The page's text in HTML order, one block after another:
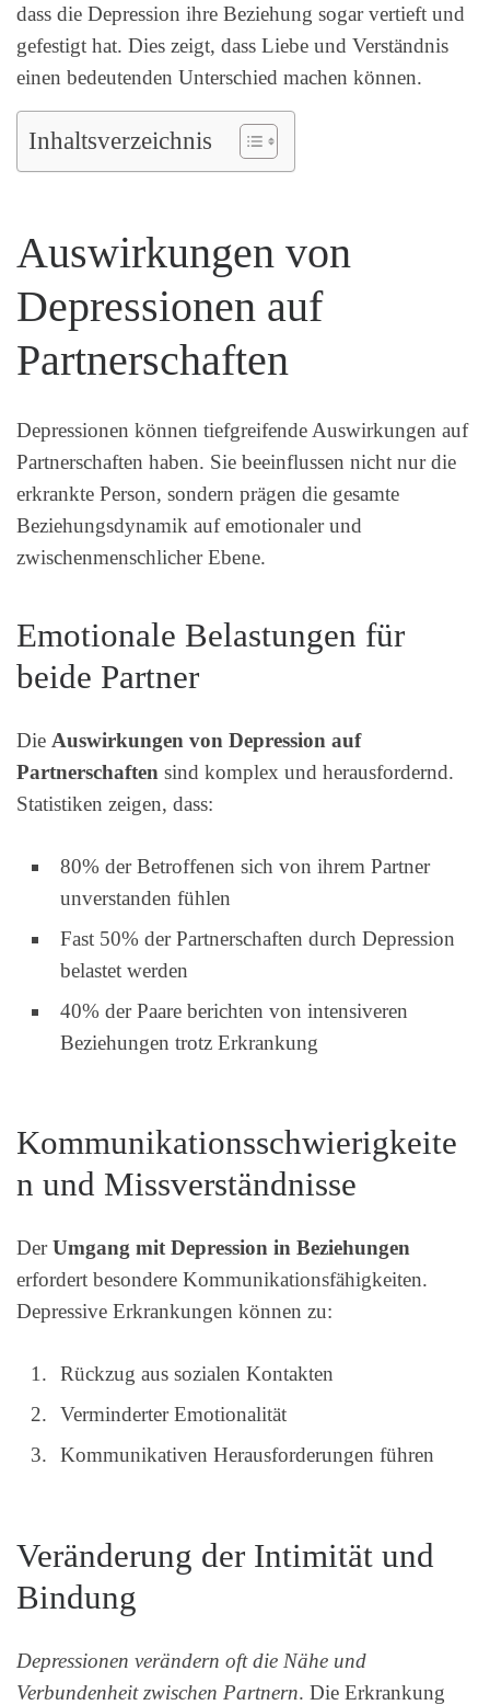
dass die Depression ihre Beziehung sogar vertieft und
gefestigt hat. Dies zeigt, dass Liebe und Verständnis
einen bedeutenden Unterschied machen können.
Inhaltsverzeichnis
Auswirkungen von
Depressionen auf
Partnerschaften
Depressionen können tiefgreifende Auswirkungen auf
Partnerschaften haben. Sie beeinflussen nicht nur die
erkrankte Person, sondern prägen die gesamte
Beziehungsdynamik auf emotionaler und
zwischenmenschlicher Ebene.
Emotionale Belastungen für
beide Partner
Die Auswirkungen von Depression auf
Partnerschaften sind komplex und herausfordernd.
Statistiken zeigen, dass:
80% der Betroffenen sich von ihrem Partner
unverstanden fühlen
Fast 50% der Partnerschaften durch Depression
belastet werden
40% der Paare berichten von intensiveren
Beziehungen trotz Erkrankung
Kommunikationsschwierigkeite
n und Missverständnisse
DerUmgang mit Depression in Beziehungen
erfordert besondere Kommunikationsfähigkeiten.
Depressive Erkrankungen können zu:
Rückzug aus sozialen Kontakten
Verminderter Emotionalität
Kommunikativen Herausforderungen führen
Veränderung der Intimität und
Bindung
Depressionen verändern oft die Nähe und
Verbundenheit zwischen Partnern. Die Erkrankung